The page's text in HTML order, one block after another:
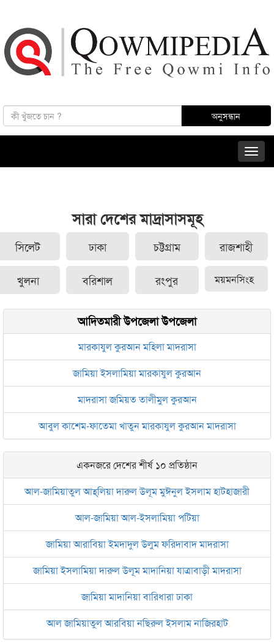
সারা দেশের মাদ্রাসাসমূহ
সিলেট ঢাকা চট্টগ্রাম রাজশাহী
খুলনা বরিশাল রংপুর ময়মনসিংহ
আদিতমারী উপজেলা উপজেলা
মারকাযুল কুরআন মহিলা মাদরাসা
জামিয়া ইসলামিয়া মারকাযুল কুরআন
মাদরাসা জমিয়ত তালীমুল কুরআন
আবুল কাশেম-ফাতেমা খাতুন মারকাযুল কুরআন মাদরাসা
একনজরে দেশের শীর্ষ ১০ প্রতিষ্ঠান
আল-জামিয়াতুল আহ্‌লিয়া দারুল উলূম মুঈনুল ইসলাম হাটহাজারী
আল-জামিয়া আল-ইসলামিয়া পটিয়া
জামিয়া আরাবিয়া ইমদাদুল উলুম ফরিদাবাদ মাদরাসা
জামিয়া ইসলামিয়া দারুল উলূম মাদানিয়া যাত্রাবাড়ী মাদরাসা
জামিয়া মাদানিয়া বারিধারা ঢাকা
আল জামিয়াতুল আরবিয়া নছিরুল ইসলাম নাজিরহাট